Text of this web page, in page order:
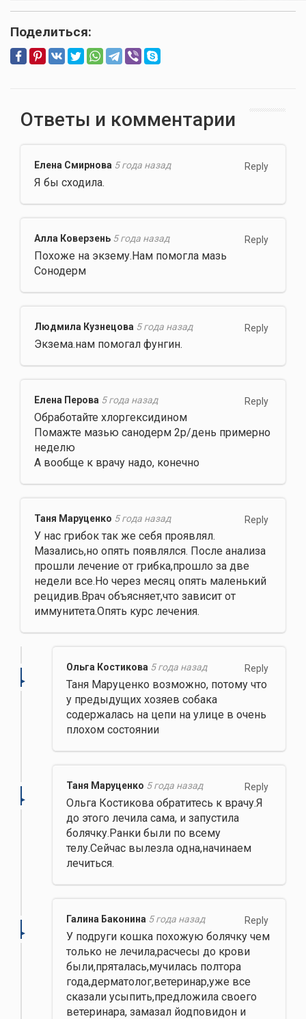
Поделиться:
Ответы и комментарии
Reply
Елена Смирнова 5 года назад
Я бы сходила.
Reply
Алла Коверзень 5 года назад
Похоже на экзему.Нам помогла мазь
Сонодерм
Reply
Людмила Кузнецова 5 года назад
Экзема.нам помогал фунгин.
Reply
Елена Перова 5 года назад
Обработайте хлоргексидином
Помажте мазью санодерм 2р/день примерно
неделю
А вообще к врачу надо, конечно
Reply
Таня Маруценко 5 года назад
У нас грибок так же себя проявлял.
Мазались,но опять появлялся. После анализа
прошли лечение от грибка,прошло за две
недели все.Но через месяц опять маленький
рецидив.Врач объясняет,что зависит от
иммунитета.Опять курс лечения.
Reply
Ольга Костикова 5 года назад
Таня Маруценко возможно, потому что
у предыдущих хозяев собака
содержалась на цепи на улице в очень
плохом состоянии
Reply
Таня Маруценко 5 года назад
Ольга Костикова обратитесь к врачу.Я
до этого лечила сама, и запустила
болячку.Ранки были по всему
телу.Сейчас вылезла одна,начинаем
лечиться.
Reply
Галина Баконина 5 года назад
У подруги кошка похожую болячку чем
только не лечила,расчесы до крови
были,пряталась,мучилась полтора
года,дерматолог,ветеринар,уже все
сказали усыпить,предложила своего
ветеринара, замазал йодповидон и